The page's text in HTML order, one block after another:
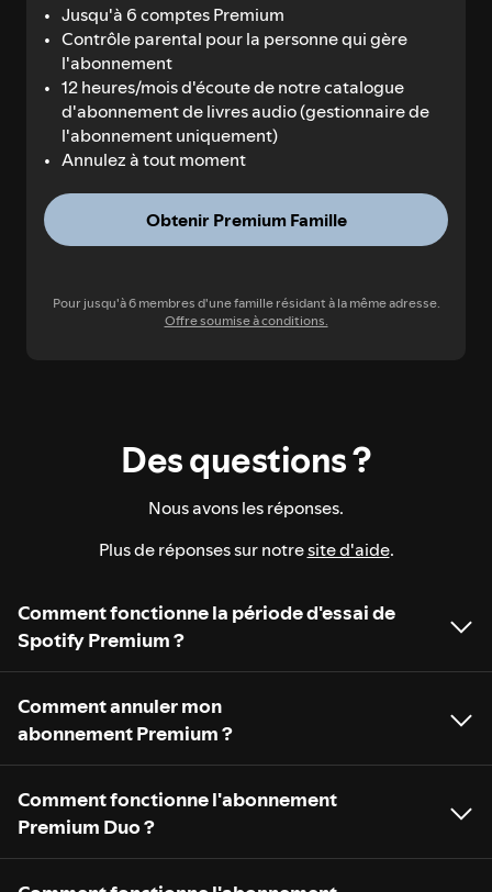
Jusqu'à 6 comptes Premium
Contrôle parental pour la personne qui gère
l'abonnement
12 heures/mois d'écoute de notre catalogue
d'abonnement de livres audio (gestionnaire de
l'abonnement uniquement)
Annulez à tout moment
Obtenir Premium Famille
Pour jusqu'à 6 membres d'une famille résidant à la même adresse.
Offre soumise à conditions.
Des questions ?
Nous avons les réponses.
Plus de réponses sur notresite d'aide.
Comment fonctionne la période d'essai de
Spotify Premium ?
Comment annuler mon
abonnement Premium ?
Comment fonctionne l'abonnement
Premium Duo ?